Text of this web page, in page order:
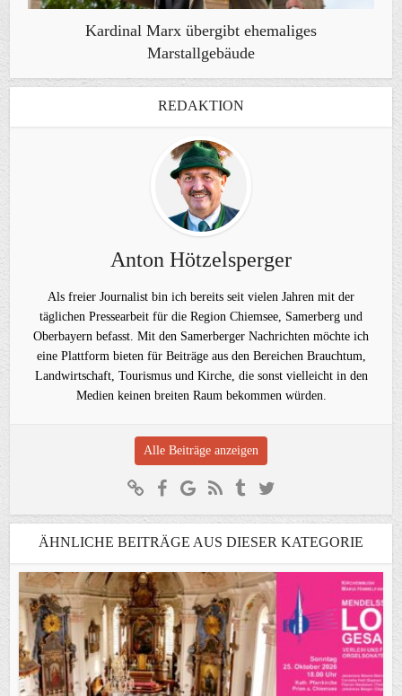
Kardinal Marx übergibt ehemaliges
Marstallgebäude
REDAKTION
Anton Hötzelsperger
Als freier Journalist bin ich bereits seit vielen Jahren mit der
täglichen Pressearbeit für die Region Chiemsee, Samerberg und
Oberbayern befasst. Mit den Samerberger Nachrichten möchte ich
eine Plattform bieten für Beiträge aus den Bereichen Brauchtum,
Landwirtschaft, Tourismus und Kirche, die sonst vielleicht in den
Medien keinen breiten Raum bekommen würden.
Alle Beiträge anzeigen
ÄHNLICHE BEITRÄGE AUS DIESER KATEGORIE